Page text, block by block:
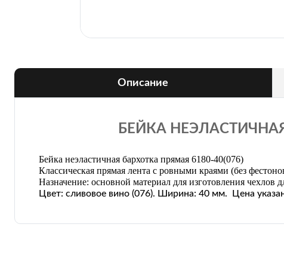
Описание
БЕЙКА
Бейка неэластичная бархотка прямая 6180-40(076)
Классическая прямая лента с ровными краями (без
Назначение: основной материал для изготовления чехлов
Цвет: сливовое вино (076). Ширина: 40 мм. Цена